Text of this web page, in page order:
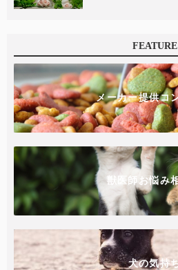
FEATURE
メーカー提供コ
獣医師お悩み
犬の気持